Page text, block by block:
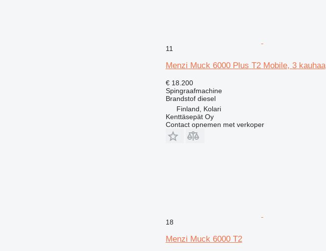
11
Menzi Muck 6000 Plus T2 Mobile, 3 kauhaa
€ 18.200
Spingraafmachine
Brandstof diesel
Finland, Kolari
Kenttäsepät Oy
Contact opnemen met verkoper
18
Menzi Muck 6000 T2